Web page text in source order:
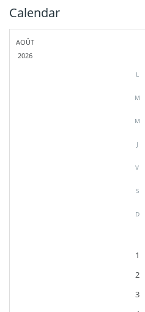
Calendar
AOÛT
2026
L
M
M
J
V
S
D
1
2
3